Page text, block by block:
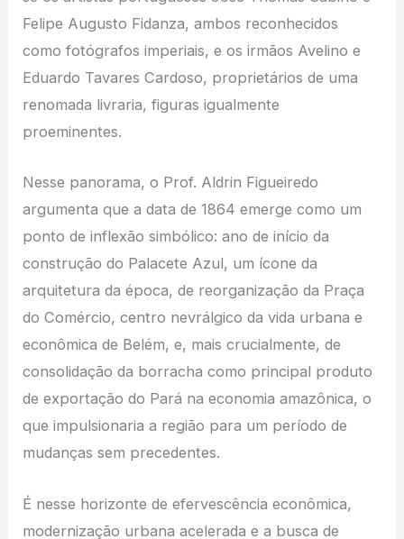
Felipe Augusto Fidanza, ambos reconhecidos
como fotógrafos imperiais, e os irmãos Avelino e
Eduardo Tavares Cardoso, proprietários de uma
renomada livraria, figuras igualmente
proeminentes.
Nesse panorama, o Prof. Aldrin Figueiredo
argumenta que a data de 1864 emerge como um
ponto de inflexão simbólico: ano de início da
construção do Palacete Azul, um ícone da
arquitetura da época, de reorganização da Praça
do Comércio, centro nevrálgico da vida urbana e
econômica de Belém, e, mais crucialmente, de
consolidação da borracha como principal produto
de exportação do Pará na economia amazônica, o
que impulsionaria a região para um período de
mudanças sem precedentes.
É nesse horizonte de efervescência econômica,
modernização urbana acelerada e a busca de